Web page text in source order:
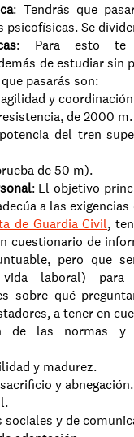
: Tendrás que
psicofísicas. Se
: Para esto te
de estudiar sin
pasarás son:
y
de 2000 m.
del tren
de 50 m).
: El objetivo
a las
de Guardia Civil,
cuestionario de
pero que
laboral)
sobre qué
a tener en
de las normas
y madurez.
y abnegación.
sociales y de